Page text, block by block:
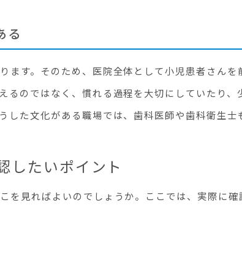
る
ます。そのため、医院全体として小児患者さん
るのではなく、慣れる過程を大切にしていたり、
した文化がある職場では、歯科医師や歯科衛生
したいポイント
を見ればよいのでしょうか。ここでは、実際に確